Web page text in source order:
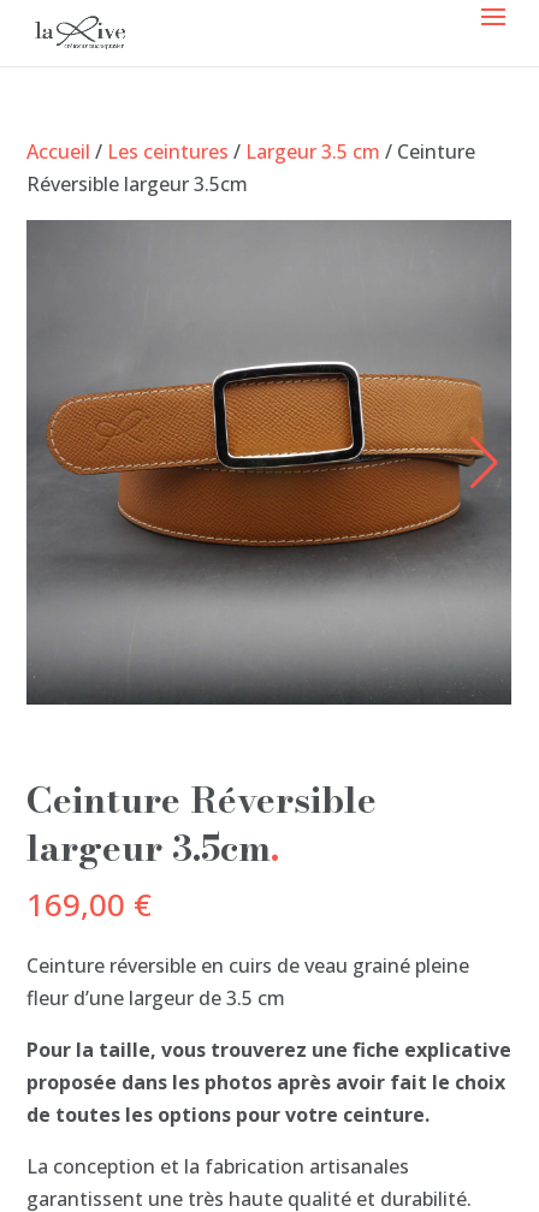
Accueil / Les ceintures / Largeur 3.5 cm / Ceinture
Réversible largeur 3.5cm
Ceinture Réversible
largeur 3.5cm
169,00 €
Ceinture réversible en cuirs de veau grainé pleine
fleur d’une largeur de 3.5 cm
Pour la taille, vous trouverez une fiche explicative
proposée dans les photos après avoir fait le choix
de toutes les options pour votre ceinture.
La conception et la fabrication artisanales
garantissent une très haute qualité et durabilité.